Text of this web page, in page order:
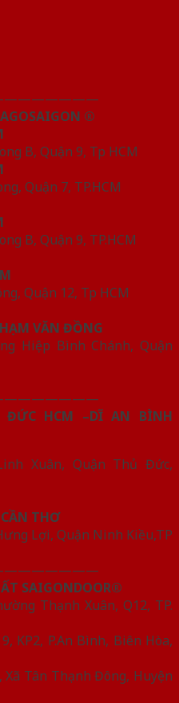
®
B, Quận 9, Tp HCM
Quận 7, TP.HCM
B, Quận 9, TP.HCM
Quận 12, Tp HCM
VĂN ĐỒNG
Hiệp Bình Chánh, Quận
ĐỨC HCM –DĨ AN BÌNH
Xuân, Quận Thủ Đức,
THƠ
Lợi, Quận Ninh Kiều,TP
SAIGONDOOR®
Thạnh Xuân, Q12, TP.
KP2, P.An Bình, Biên Hòa,
Xã Tân Thạnh Đông, Huyện